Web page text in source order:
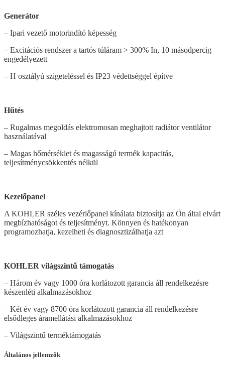
Generátor
– Ipari vezető motorindító képesség
– Excitációs rendszer a tartós túláram > 300% In, 10 másodpercig
engedélyezett
– H osztályú szigeteléssel és IP23 védettséggel építve
Hűtés
– Rugalmas megoldás elektromosan meghajtott radiátor ventilátor
használatával
– Magas hőmérséklet és magasságú termék kapacitás,
teljesítménycsökkentés nélkül
Kezelőpanel
A KOHLER széles vezérlőpanel kínálata biztosítja az Ön által elvárt
megbízhatóságot és teljesítményt. Könnyen és hatékonyan
programozhatja, kezelheti és diagnosztizálhatja azt
KOHLER világszintű támogatás
– Három év vagy 1000 óra korlátozott garancia áll rendelkezésre
készenléti alkalmazásokhoz
– Két év vagy 8700 óra korlátozott garancia áll rendelkezésre
elsődleges áramellátási alkalmazásokhoz
– Világszintű terméktámogatás
Általános jellemzők